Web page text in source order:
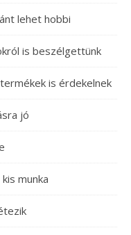
lehet hobbi
is beszélgettünk
is érdekelnek
jó
munka